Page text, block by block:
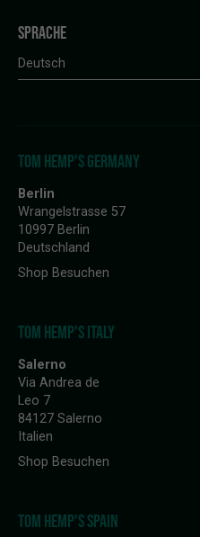
SPRACHE
Deutsch
TOM HEMP'S GERMANY
Berlin
Wrangelstrasse 57
10997 Berlin
Deutschland
Shop Besuchen
TOM HEMP'S ITALY
Salerno
Via Andrea de
Leo 7
84127 Salerno
Italien
Shop Besuchen
TOM HEMP'S SPAIN